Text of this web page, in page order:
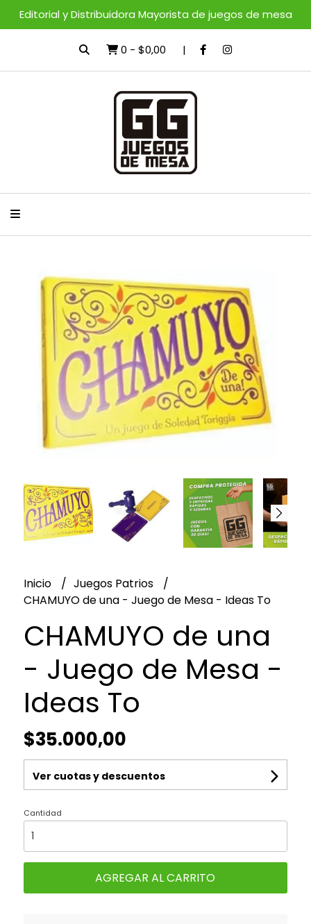
Editorial y Distribuidora Mayorista de juegos de mesa
0 - $0,00
Inicio
Juegos Patrios
CHAMUYO de una - Juego de Mesa - Ideas To
CHAMUYO de una
- Juego de Mesa -
Ideas To
$35.000,00
Ver cuotas y descuentos
Cantidad
AGREGAR AL CARRITO